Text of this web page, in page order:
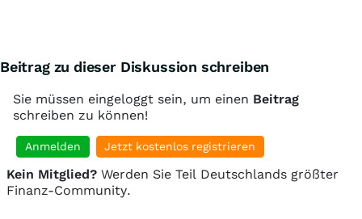
Beitrag zu dieser Diskussion schreiben
Sie müssen eingeloggt sein, um einen Beitrag
schreiben zu können!
Anmelden Jetzt kostenlos registrieren
Kein Mitglied? Werden Sie Teil Deutschlands größter
Finanz-Community.